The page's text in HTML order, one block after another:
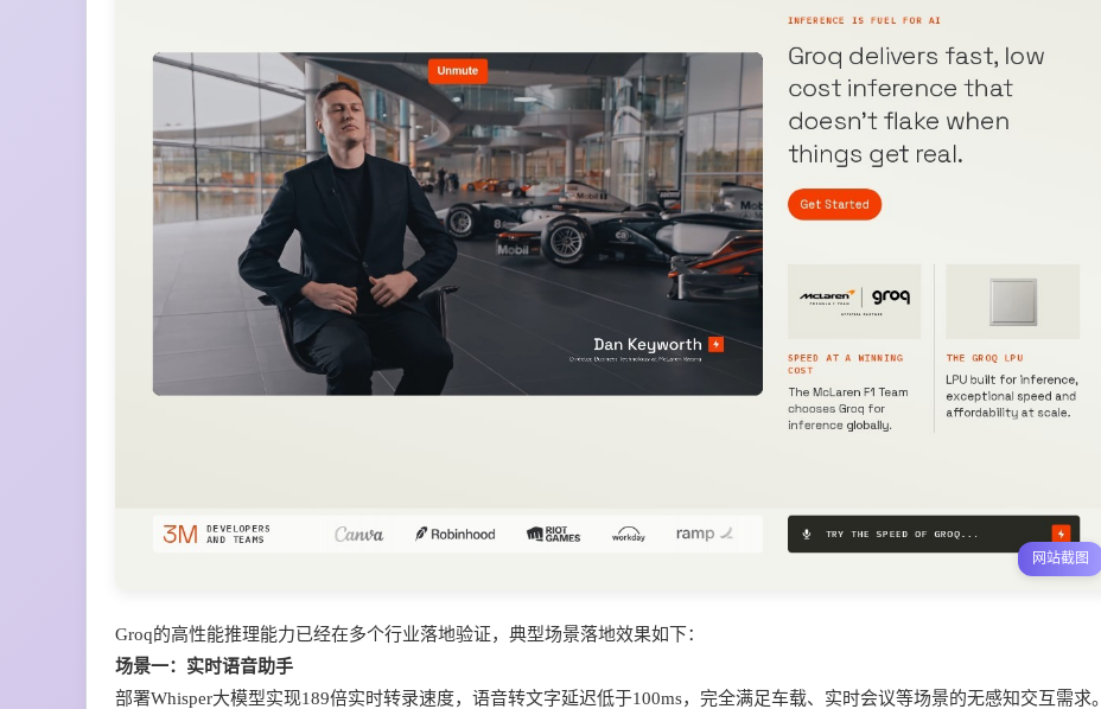
网站截图
Groq的高性能推理能力已经在多个行业落地验证，典型场景落地效果如下：
场景一：实时语音助手
部署Whisper大模型实现189倍实时转录速度，语音转文字延迟低于100ms，完全满足车载、实时会议等场景的无感知交互需求。